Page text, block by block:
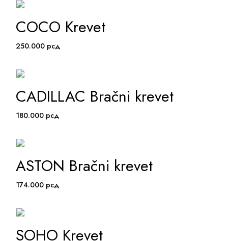
COCO Krevet
250.000 рсд
ADD TO WISHLIST
CADILLAC Bračni krevet
180.000 рсд
ADD TO WISHLIST
ASTON Bračni krevet
174.000 рсд
SOHO Krevet